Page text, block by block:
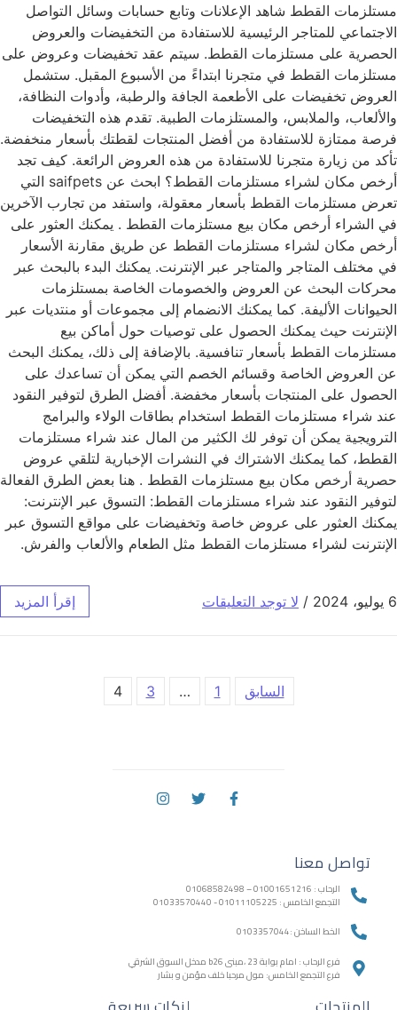
مستلزمات القطط شاهد الإعلانات وتابع حسابات وسائل التواصل
الاجتماعي للمتاجر الرئيسية للاستفادة من التخفيضات والعروض
الحصرية على مستلزمات القطط. سيتم عقد تخفيضات وعروض على
مستلزمات القطط في متجرنا ابتداءً من الأسبوع المقبل. ستشمل
العروض تخفيضات على الأطعمة الجافة والرطبة، وأدوات النظافة،
والألعاب، والملابس، والمستلزمات الطبية. تقدم هذه التخفيضات
فرصة ممتازة للاستفادة من أفضل المنتجات لقطتك بأسعار منخفضة.
تأكد من زيارة متجرنا للاستفادة من هذه العروض الرائعة. كيف تجد
أرخص مكان لشراء مستلزمات القطط؟ ابحث عن saifpets التي
تعرض مستلزمات القطط بأسعار معقولة، واستفد من تجارب الآخرين
في الشراء أرخص مكان بيع مستلزمات القطط . يمكنك العثور على
أرخص مكان لشراء مستلزمات القطط عن طريق مقارنة الأسعار
في مختلف المتاجر والمتاجر عبر الإنترنت. يمكنك البدء بالبحث عبر
محركات البحث عن العروض والخصومات الخاصة بمستلزمات
الحيوانات الأليفة. كما يمكنك الانضمام إلى مجموعات أو منتديات عبر
الإنترنت حيث يمكنك الحصول على توصيات حول أماكن بيع
مستلزمات القطط بأسعار تنافسية. بالإضافة إلى ذلك، يمكنك البحث
عن العروض الخاصة وقسائم الخصم التي يمكن أن تساعدك على
الحصول على المنتجات بأسعار مخفضة. أفضل الطرق لتوفير النقود
عند شراء مستلزمات القطط استخدام بطاقات الولاء والبرامج
الترويجية يمكن أن توفر لك الكثير من المال عند شراء مستلزمات
القطط، كما يمكنك الاشتراك في النشرات الإخبارية لتلقي عروض
حصرية أرخص مكان بيع مستلزمات القطط . هنا بعض الطرق الفعالة
لتوفير النقود عند شراء مستلزمات القطط: التسوق عبر الإنترنت:
يمكنك العثور على عروض خاصة وتخفيضات على مواقع التسوق عبر
الإنترنت لشراء مستلزمات القطط مثل الطعام والألعاب والفرش.
6 يوليو، 2024 / لا توجد التعليقات إقرأ المزيد
السابق 1
…
3
4
تواصل معنا
الرحاب : 01001651216 – 01068582498
التجمع الخامس : 01011105225 - 01033570440
الخط الساخن :0103357044
فرع الرحاب : امام بوابة 23 ،مبنى b26 مدخل السوق الشرقي
فرع التجمع الخامس: مول مرحبا خلف مؤمن و بشار